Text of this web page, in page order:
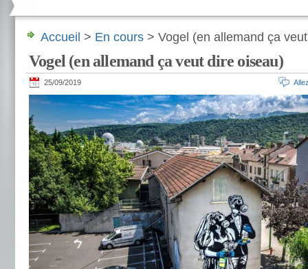
Accueil > En cours > Vogel (en allemand ça
Vogel (en allemand ça veut dire oiseau)
25/09/2019